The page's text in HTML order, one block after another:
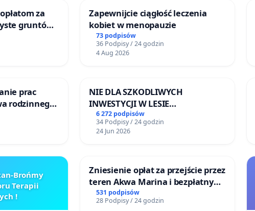
za
gruntów
rodzinne
Zapewnijcie ciągłość leczenia
kobiet w menopauzie
73 podpisów
36 Podpisy / 24 godzin
4 Aug 2026
prac
rodzinnego
NIE DLA SZKODLIWYCH
INWESTYCJI W LESIE
ŁAGIEWNICKIM I ARTURÓWKU
6 272 podpisów
34 Podpisy / 24 godzin
24 Jun 2026
Brońmy
Terapii
!
Zniesienie opłat za przejście przez
teren Akwa Marina i bezpłatny
dostęp do Jeziora Nyskiego dla
mieszkańców Gminy Nysa
531 podpisów
28 Podpisy / 24 godzin